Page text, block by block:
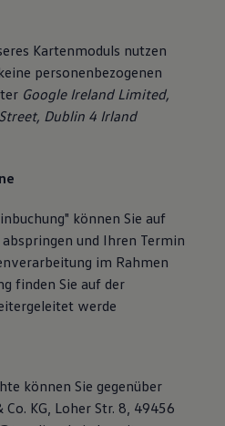
Kartenmoduls nutzen
personenbezogenen
Google Ireland Limited,
Dublin 4 Irland
können Sie auf
und Ihren Termin
im Rahmen
finden Sie auf der
werde
können Sie gegenüber
KG, Loher Str. 8, 49456